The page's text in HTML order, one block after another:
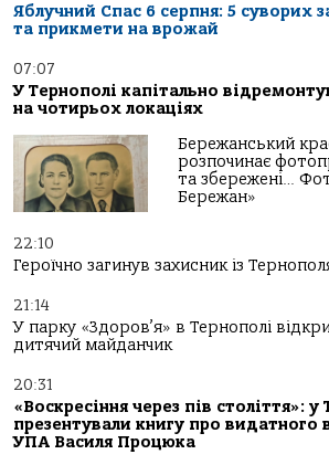
Яблучний Спас 6 серпня: 5 суворих
та прикмети на врожай
07:07
У Тернополі капітально
на чотирьох локаціях
Бережанський
розпочинає
та збережені…
Бережан»
22:10
Героїчно загинув захисник із
21:14
У парку «Здоров’я» в Тернополі
дитячий майданчик
20:31
«Воскресіння через пів століття»: у
презентували книгу про видатного
УПА Василя Процюка